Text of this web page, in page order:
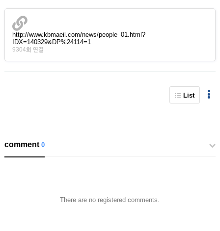
http://www.kbmaeil.com/news/people_01.html?
IDX=140329&DP%24114=1
9304회 연결
List
comment0
There are no registered comments.